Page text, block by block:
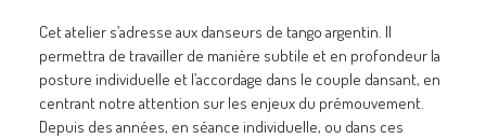
Cet atelier s’adresse aux danseurs de tango argentin. Il
permettra de travailler de manière subtile et en profondeur la
posture individuelle et l’accordage dans le couple dansant, en
centrant notre attention sur les enjeux du prémouvement.
Depuis des années, en séance individuelle, ou dans ces